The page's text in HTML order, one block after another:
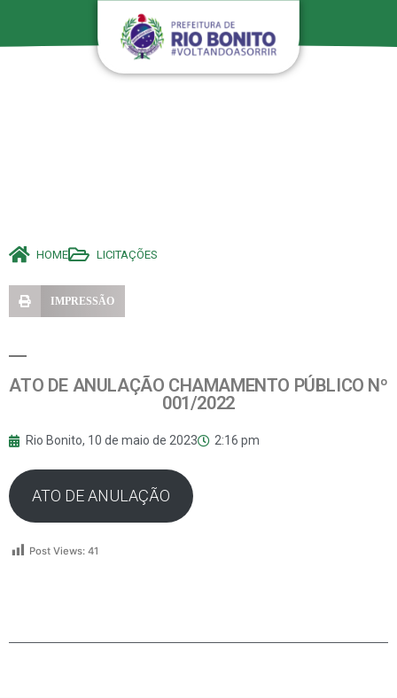
HOME LICITAÇÕES
IMPRESSÃO
ATO DE ANULAÇÃO CHAMAMENTO PÚBLICO Nº
001/2022
Rio Bonito, 10 de maio de 2023 2:16 pm
ATO DE ANULAÇÃO
Post Views: 41